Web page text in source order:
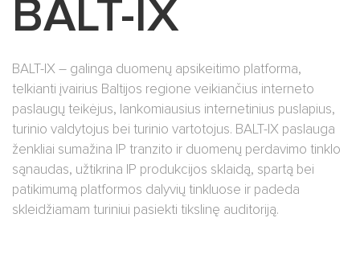
SOC (Saugumo operacijų centras)
Tarptautiniai sujungimai
WiFi sprendimai
BALT-IX
Turinio transliavimo tinklas (CDN)
Klientų sėkmės istorijos
BALT-IX
BALT-IX – galinga duomenų apsikeitimo platforma,
telkianti įvairius Baltijos regione veikiančius interneto
paslaugų teikėjus, lankomiausius internetinius puslapius,
turinio valdytojus bei turinio vartotojus. BALT-IX paslauga
ženkliai sumažina IP tranzito ir duomenų perdavimo tinklo
sąnaudas, užtikrina IP produkcijos sklaidą, spartą bei
patikimumą platformos dalyvių tinkluose ir padeda
skleidžiamam turiniui pasiekti tikslinę auditoriją.